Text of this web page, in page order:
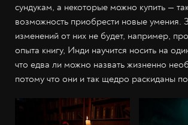
сундукам, а некоторые можно купить —
возможность приобрести новые умения.
изменений от них не будет, например,
опыта книгу, Инди научится носить на
что едва ли можно назвать жизненно
потому что они и так щедро раскиданы